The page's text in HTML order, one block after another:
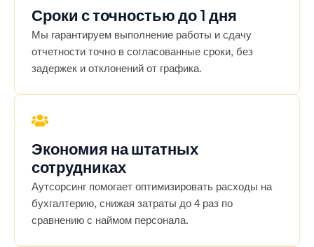
Сроки с точностью до 1 дня
Мы гарантируем выполнение работы и сдачу
отчетности точно в согласованные сроки, без
задержек и отклонений от графика.
Экономия на штатных
сотрудниках
Аутсорсинг помогает оптимизировать расходы на
бухгалтерию, снижая затраты до 4 раз по
сравнению с наймом персонала.